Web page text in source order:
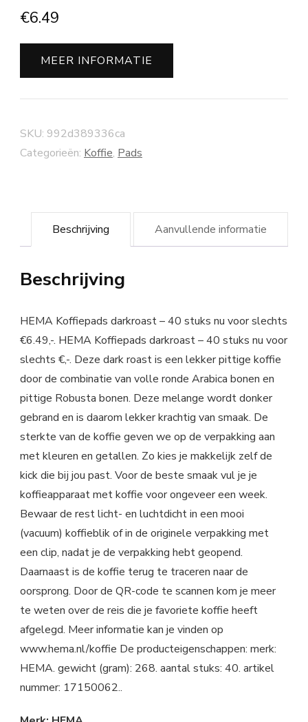
€6.49
MEER INFORMATIE
SKU: 992d389336ca
Categorieën: Koffie, Pads
Beschrijving Aanvullende informatie
Beschrijving
HEMA Koffiepads darkroast – 40 stuks nu voor slechts
€6.49,-. HEMA Koffiepads darkroast – 40 stuks nu voor
slechts €,-. Deze dark roast is een lekker pittige koffie
door de combinatie van volle ronde Arabica bonen en
pittige Robusta bonen. Deze melange wordt donker
gebrand en is daarom lekker krachtig van smaak. De
sterkte van de koffie geven we op de verpakking aan
met kleuren en getallen. Zo kies je makkelijk zelf de
kick die bij jou past. Voor de beste smaak vul je je
koffieapparaat met koffie voor ongeveer een week.
Bewaar de rest licht- en luchtdicht in een mooi
(vacuum) koffieblik of in de originele verpakking met
een clip, nadat je de verpakking hebt geopend.
Daarnaast is de koffie terug te traceren naar de
oorsprong. Door de QR-code te scannen kom je meer
te weten over de reis die je favoriete koffie heeft
afgelegd. Meer informatie kan je vinden op
www.hema.nl/koffie De producteigenschappen: merk:
HEMA. gewicht (gram): 268. aantal stuks: 40. artikel
nummer: 17150062..